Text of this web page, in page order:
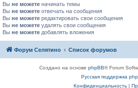
Вы не можете начинать темы
Вы не можете отвечать на сообщения
Вы не можете редактировать свои сообщения
Вы не можете удалять свои сообщения
Вы не можете добавлять вложения
Форум Селятино Список форумов
Создано на основе phpBB® Forum
Русская поддержка
Конфиденциальность|